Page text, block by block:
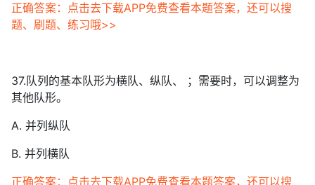
正确答案：点击去下载APP免费查看本题答案，还可以搜
题、刷题、练习哦>>
37.队列的基本队形为横队、纵队、 ；需要时，可以调整为
其他队形。
A. 并列纵队
B. 并列横队
正确答案：点击去下载APP免费查看本题答案，还可以搜